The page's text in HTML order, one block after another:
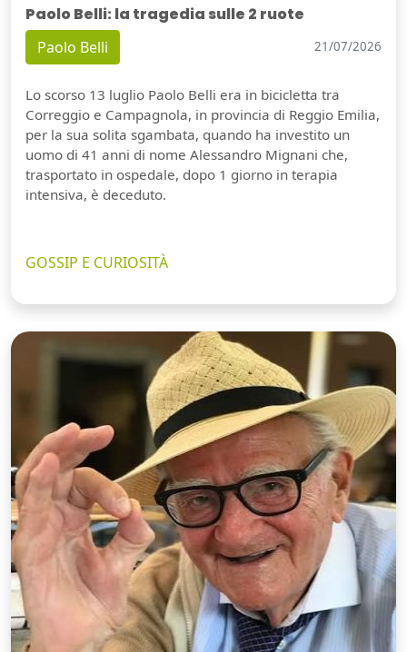
Paolo Belli: la tragedia sulle 2 ruote
Paolo Belli 21/07/2026
Lo scorso 13 luglio Paolo Belli era in bicicletta tra
Correggio e Campagnola, in provincia di Reggio Emilia,
per la sua solita sgambata, quando ha investito un
uomo di 41 anni di nome Alessandro Mignani che,
trasportato in ospedale, dopo 1 giorno in terapia
intensiva, è deceduto.
GOSSIP E CURIOSITÀ